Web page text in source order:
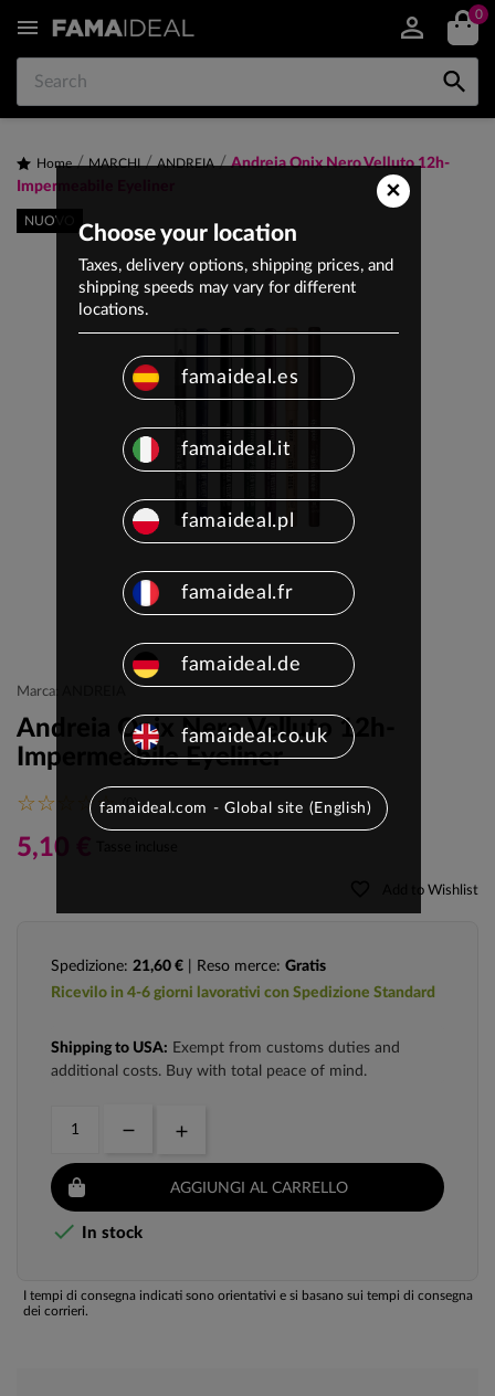
 0

NUOVO
Home MARCHI ANDREIA
Andreia Onix Nero Velluto 12h-
Impermeabile Eyeliner
Marca: ANDREIA
Andreia Onix Nero Velluto 12h-
Impermeabile Eyeliner
(0)
5,10 €
Add to Wishlist
Spedizione: 21,60 € | Reso merce: Gratis
Ricevilo in 4-6 giorni lavorativi con Spedizione Standard
Shipping to USA: Exempt from customs duties and
additional costs. Buy with total peace of mind.
AGGIUNGI AL CARRELLO
 In stock
I tempi di consegna indicati sono orientativi e si basano sui tempi di consegna
dei corrieri.
×
Choose your location
Taxes, delivery options, shipping prices, and
shipping speeds may vary for different
locations.
famaideal.es
famaideal.it
famaideal.pl
famaideal.fr
famaideal.de
famaideal.co.uk
famaideal.com - Global site (English)